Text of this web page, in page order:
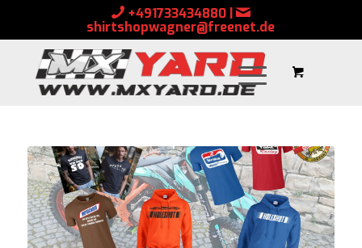
+491733434880|
shirtshopwagner@freenet.de